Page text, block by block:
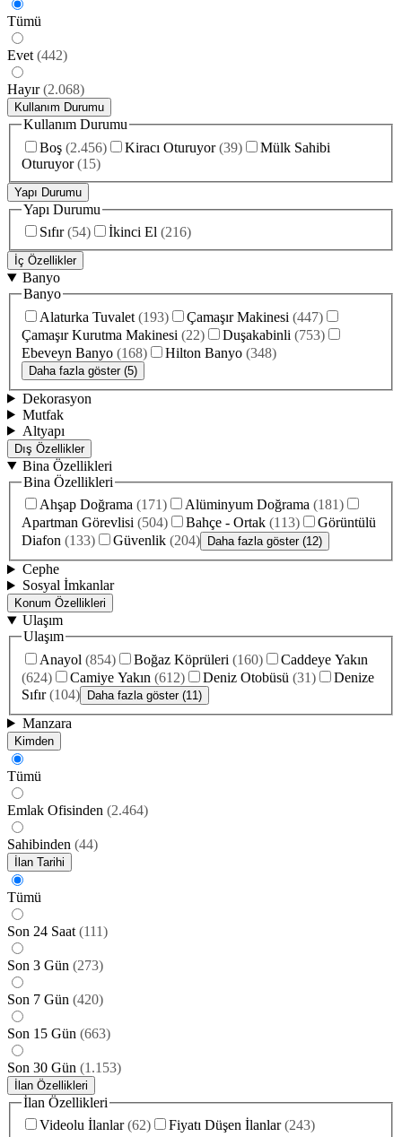
Tümü
Evet (442)
Hayır (2.068)
Kullanım Durumu
Kullanım Durumu
Boş (2.456) Kiracı Oturuyor (39)
Mülk Sahibi
Oturuyor (15)
Yapı Durumu
Yapı Durumu
Sıfır (54) İkinci El (216)
İç Özellikler
Banyo
Banyo
Alaturka Tuvalet (193) Çamaşır Makinesi (447)
Çamaşır Kurutma Makinesi (22) Duşakabinli (753)
Ebeveyn Banyo (168) Hilton Banyo (348)
Daha fazla göster (5)
Dekorasyon
Mutfak
Altyapı
Dış Özellikler
Bina Özellikleri
Bina Özellikleri
Ahşap Doğrama (171) Alüminyum Doğrama (181)
Apartman Görevlisi (504) Bahçe - Ortak (113)
Görüntülü
Diafon (133) Güvenlik (204) Daha fazla göster (12)
Cephe
Sosyal İmkanlar
Konum Özellikleri
Ulaşım
Ulaşım
Anayol (854) Boğaz Köprüleri (160)
Caddeye Yakın
(624) Camiye Yakın (612) Deniz Otobüsü (31)
Denize
Sıfır (104) Daha fazla göster (11)
Manzara
Kimden
Tümü
Emlak Ofisinden (2.464)
Sahibinden (44)
İlan Tarihi
Tümü
Son 24 Saat (111)
Son 3 Gün (273)
Son 7 Gün (420)
Son 15 Gün (663)
Son 30 Gün (1.153)
İlan Özellikleri
İlan Özellikleri
Videolu İlanlar (62) Fiyatı Düşen İlanlar (243)